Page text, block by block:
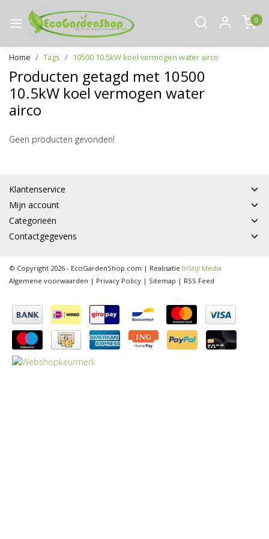
0
Home Tags 10500 10.5kW koel vermogen water airco
Producten getagd met 10500
10.5kW koel vermogen water
airco
Geen producten gevonden!
Klantenservice
Mijn account
Categorieën
Contactgegevens
© Copyright 2026 - EcoGardenShop.com | Realisatie InStijl Media
Algemene voorwaarden | Privacy Policy | Sitemap | RSS Feed